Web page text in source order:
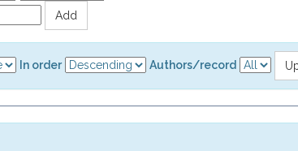
In order Authors/record